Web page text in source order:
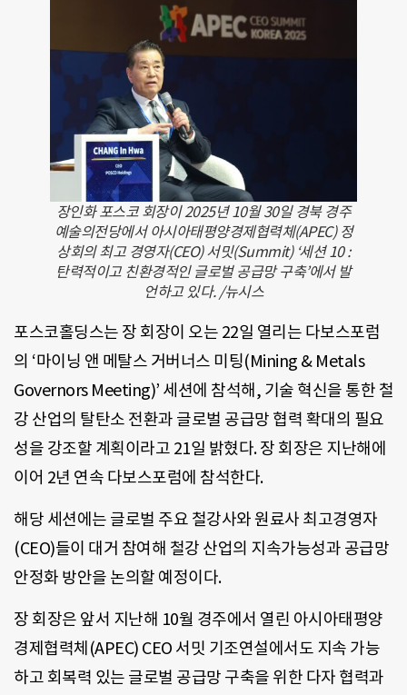
장인화 포스코 회장이 2025년 10월 30일 경북 경주
예술의전당에서 아시아태평양경제협력체(APEC) 정
상회의 최고 경영자(CEO) 서밋(Summit) ‘세션 10 :
탄력적이고 친환경적인 글로벌 공급망 구축’에서 발
언하고 있다. /뉴시스
포스코홀딩스는 장 회장이 오는 22일 열리는 다보스포럼
의 ‘마이닝 앤 메탈스 거버너스 미팅(Mining & Metals
Governors Meeting)’ 세션에 참석해, 기술 혁신을 통한 철
강 산업의 탈탄소 전환과 글로벌 공급망 협력 확대의 필요
성을 강조할 계획이라고 21일 밝혔다. 장 회장은 지난해에
이어 2년 연속 다보스포럼에 참석한다.
해당 세션에는 글로벌 주요 철강사와 원료사 최고경영자
(CEO)들이 대거 참여해 철강 산업의 지속가능성과 공급망
안정화 방안을 논의할 예정이다.
장 회장은 앞서 지난해 10월 경주에서 열린 아시아태평양
경제협력체(APEC) CEO 서밋 기조연설에서도 지속 가능
하고 회복력 있는 글로벌 공급망 구축을 위한 다자 협력과